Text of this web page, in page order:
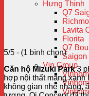
Hưng Thịnh
Q7
Lavita
Florita
Q7
Saigon
Vin Group
5/5 - (1 bình chọn)
Căn hộ Mizuki Park3
hợp nội thất mảng xanh
không gian nhẹ nhàng,